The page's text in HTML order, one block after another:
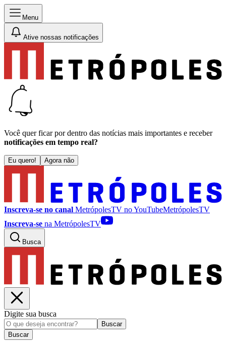
Menu
Ative nossas notificações
Você quer ficar por dentro das notícias mais importantes e receber
notificações em tempo real?
Eu quero! Agora não
Inscreva-se no canal MetrópolesTV noYouTubeMetrópolesTV
Inscreva-se na MetrópolesTV
Busca
Digite sua busca
Buscar
Buscar